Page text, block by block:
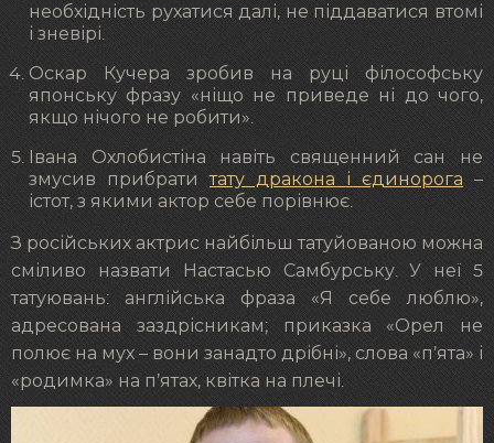
необхідність рухатися далі, не піддаватися втомі
і зневірі.
Оскар Кучера зробив на руці філософську
японську фразу «ніщо не приведе ні до чого,
якщо нічого не робити».
Івана Охлобистіна навіть священний сан не
змусив прибратитату дракона і єдинорога –
істот, з якими актор себе порівнює.
З російських актрис найбільш татуйованою можна
сміливо назвати Настасью Самбурську. У неї 5
татуювань: англійська фраза «Я себе люблю»,
адресована заздрісникам; приказка «Орел не
полює на мух – вони занадто дрібні», слова «п’ята» і
«родимка» на п’ятах, квітка на плечі.